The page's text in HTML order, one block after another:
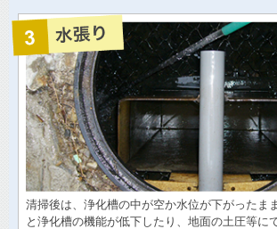
清掃後は、浄化槽の中が空か水位が下がったま
と浄化槽の機能が低下したり、地面の土圧等に